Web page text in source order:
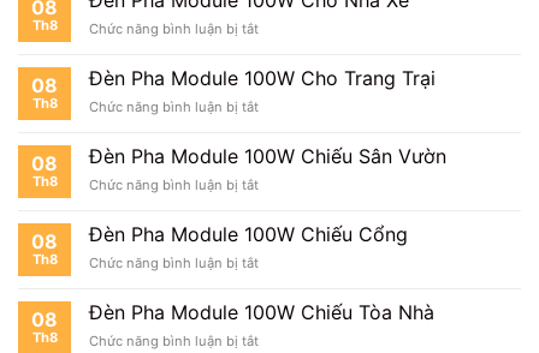
08
Th8 Chức năng bình luận bị tắtở
Pha
Module
100W
Nhà
08
Th8
Đèn Pha Module 100W Cho Trang Trại
Chức năng bình luận bị tắtở
Pha
Module
100W
Trang
08
Th8
Đèn Pha Module 100W Chiếu Sân Vườn
Chức năng bình luận bị tắtở
Pha
Module
100W
Sân
08
Th8
Đèn Pha Module 100W Chiếu Cổng
Chức năng bình luận bị tắtở
Pha
Module
100W
08
Th8
Đèn Pha Module 100W Chiếu Tòa Nhà
Chức năng bình luận bị tắtở